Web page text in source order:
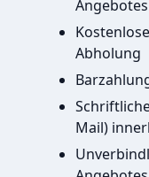
Angebotes
Abholung
Mail)